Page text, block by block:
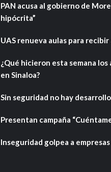
PAN acusa al gobierno de
hipócrita”
UAS renueva aulas para recibir
¿Qué hicieron esta semana
en Sinaloa?
Sin seguridad no hay
Presentan campaña
Inseguridad golpea a